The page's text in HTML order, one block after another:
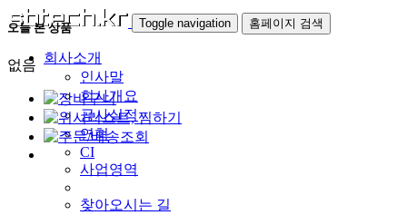
Toggle navigation 홈페이지 검색
회사소개
인사말
회사개요
공사실적
연혁
CI
사업영역
찾아오시는 길
오늘 본 상품
없음